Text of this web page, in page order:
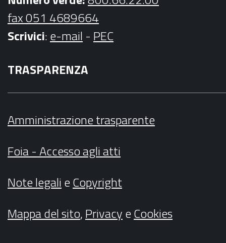
fax 051 4689664
Scrivici:e-mail - PEC
TRASPARENZA
Amministrazione trasparente
Foia - Accesso agli atti
Note legalieCopyright
Mappa del sito,PrivacyeCookies